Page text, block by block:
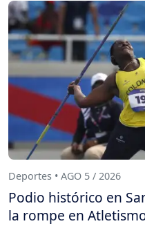
Deportes • AGO 5 / 2026
Podio histórico en
la rompe en